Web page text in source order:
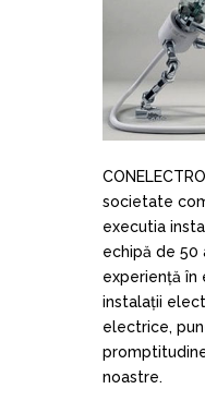
societate
executia
echipă de 50
experiență în
instalații
electrice,
noastre.